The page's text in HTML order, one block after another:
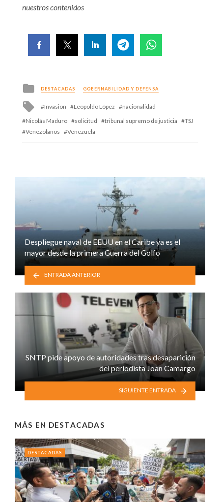
nuestros contenidos
Posted
in
DESTACADAS GOBERNABILIDAD Y DEFENSA
Tagged
Invasion Leopoldo López
nacionalidad
Nicolás Maduro
solicitud tribunal supremo de justicia
TSJ
Venezolanos
Venezuela
Despliegue naval de EEUU en el Caribe ya es el
mayor desde la primera Guerra del Golfo
ENTRADA ANTERIOR
SNTP pide apoyo de autoridades tras desaparición
del periodista Joan Camargo
SIGUIENTE ENTRADA
MÁS EN DESTACADAS
DESTACADAS